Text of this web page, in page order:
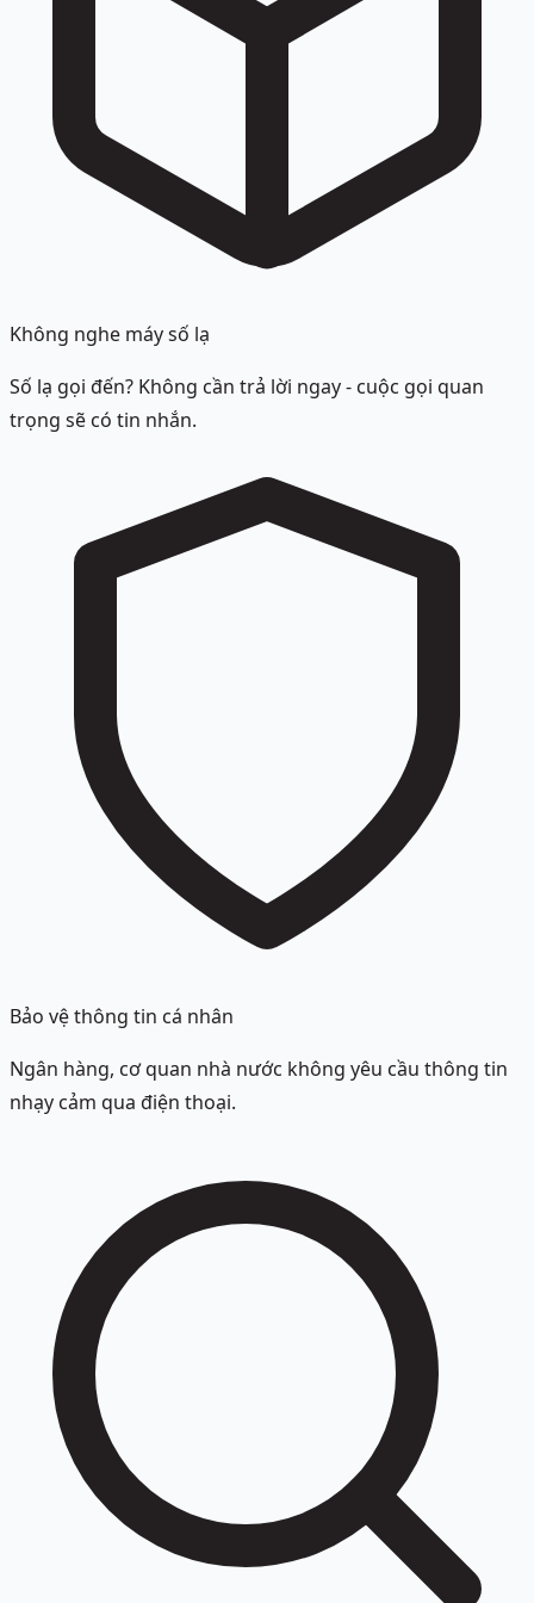
Không nghe máy số lạ
Số lạ gọi đến? Không cần trả lời ngay - cuộc gọi quan
trọng sẽ có tin nhắn.
Bảo vệ thông tin cá nhân
Ngân hàng, cơ quan nhà nước không yêu cầu thông tin
nhạy cảm qua điện thoại.